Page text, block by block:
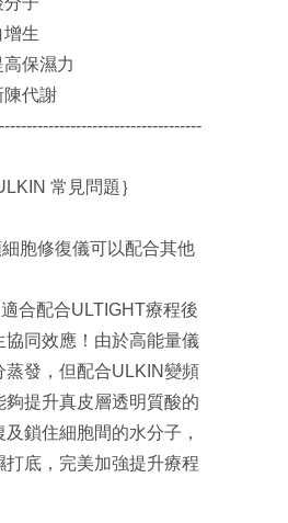
增生
保濕力
陳代謝
常見問題｝
胞修復儀可以配合其他
合配合ULTIGHT療程後
協同效應！由於高能量儀
蒸發，但配合ULKIN變頻
夠提升真皮層透明質酸的
鎖住細胞間的水分子，
打底，完美加強提升療程